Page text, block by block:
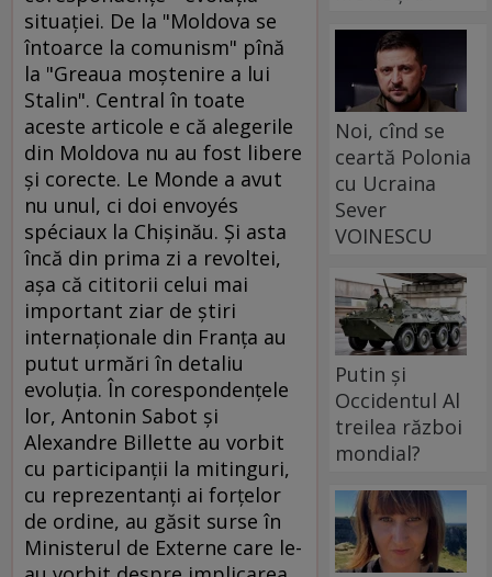
situaţiei. De la "Moldova se
întoarce la comunism" pînă
la "Greaua moştenire a lui
Stalin". Central în toate
aceste articole e că alegerile
din Moldova nu au fost libere
şi corecte. Le Monde a avut
nu unul, ci doi envoyés
spéciaux la Chişinău. Şi asta
încă din prima zi a revoltei,
aşa că cititorii celui mai
important ziar de ştiri
internaţionale din Franţa au
putut urmări în detaliu
evoluţia. În corespondenţele
lor, Antonin Sabot şi
Alexandre Billette au vorbit
cu participanţii la mitinguri,
cu reprezentanţi ai forţelor
de ordine, au găsit surse în
Ministerul de Externe care le-
Noi, cînd se
ceartă Polonia
cu Ucraina
Sever
VOINESCU
Putin și
Occidentul Al
treilea război
mondial?